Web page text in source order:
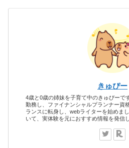
きゅぴー
4歳と0歳の姉妹を子育て中のきゅぴーで
勤務し、ファイナンシャルプランナー資
ランスに転身し、webライターを始めま
いて、実体験を元におすすめ情報を発信